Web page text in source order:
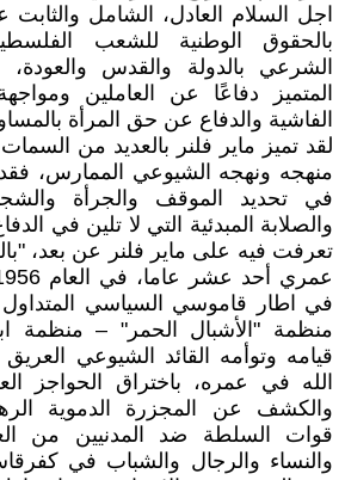
اجل السلام العادل، الشامل والثابت
بالحقوق الوطنية للشعب
الشرعي بالدولة والقدس
المتميز دفاعًا عن العاملين
الفاشية والدفاع عن حق المرأة
لقد تميز ماير فلنر بالعديد من
منهجه ونهجه الشيوعي الممارس،
في تحديد الموقف والجرأة
والصلابة المبدئية التي لا تلين في
تعرفت فيه على ماير فلنر عن بعد،
في اطار قاموسي السياسي
منظمة "الأشبال الحمر" – منظمة
قيامه وتوأمه القائد الشيوعي
الله في عمره، باختراق الحواجز
والكشف عن المجزرة الدموية
قوات السلطة ضد المدنيين من
والنساء والرجال والشباب في